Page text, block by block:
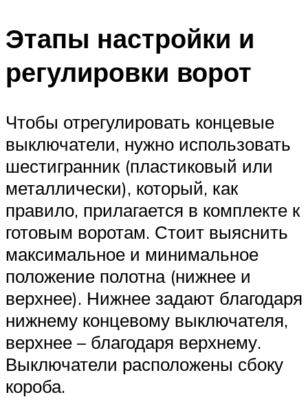
Этапы настройки и
регулировки ворот
Чтобы отрегулировать концевые
выключатели, нужно использовать
шестигранник (пластиковый или
металлически), который, как
правило, прилагается в комплекте к
готовым воротам. Стоит выяснить
максимальное и минимальное
положение полотна (нижнее и
верхнее). Нижнее задают благодаря
нижнему концевому выключателя,
верхнее – благодаря верхнему.
Выключатели расположены сбоку
короба.